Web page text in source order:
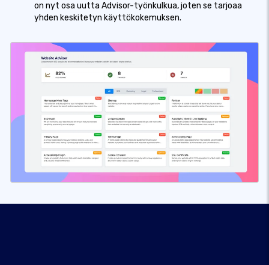
on nyt osa uutta Advisor-työnkulkua, joten se tarjoaa
yhden keskitetyn käyttökokemuksen.